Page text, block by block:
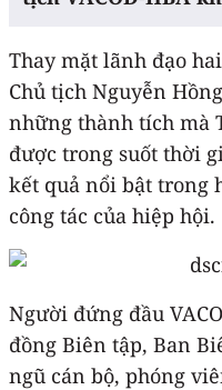
Thay mặt lãnh đạo
Chủ tịch Nguyễn
những thành tích mà
được trong suốt thời
kết quả nổi bật trong
công tác của hiệp hội.
Người đứng đầu
đồng Biên tập, Ban
ngũ cán bộ, phóng